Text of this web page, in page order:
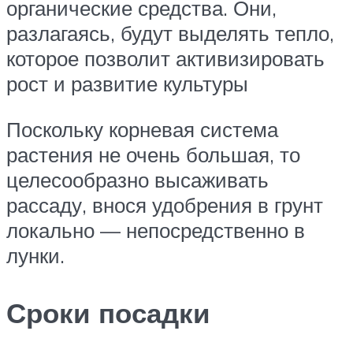
органические средства. Они,
разлагаясь, будут выделять тепло,
которое позволит активизировать
рост и развитие культуры
Поскольку корневая система
растения не очень большая, то
целесообразно высаживать
рассаду, внося удобрения в грунт
локально — непосредственно в
лунки.
Сроки посадки